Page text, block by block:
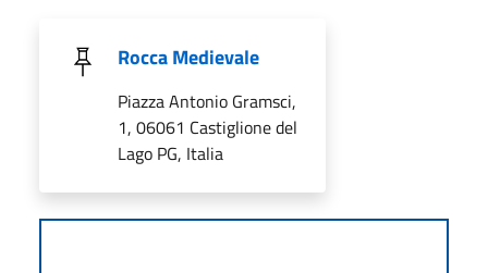
Rocca Medievale
Piazza Antonio Gramsci,
1, 06061 Castiglione del
Lago PG, Italia